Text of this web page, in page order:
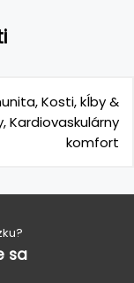
Kosti, kĺby &
Kardiovaskulárny
komfort
sa